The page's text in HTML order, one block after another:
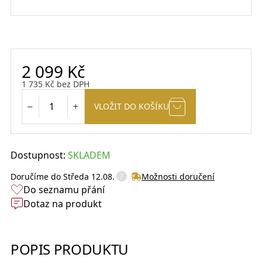
2 099 Kč
1 735 Kčbez DPH
VLOŽIT DO KOŠÍKU
Dostupnost: SKLADEM
Doručíme do Středa 12.08. ? Možnosti doručení
Do seznamu přání
Dotaz na produkt
POPIS PRODUKTU